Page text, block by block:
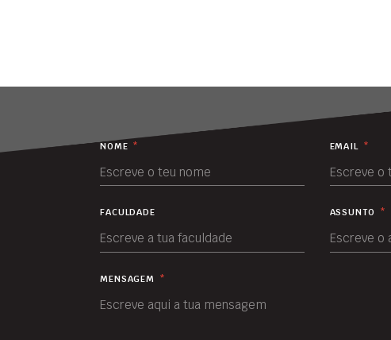
NOME * EMAIL *
FACULDADE ASSUNTO *
MENSAGEM *